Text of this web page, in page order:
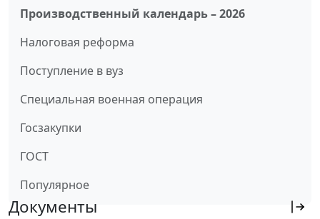
Производственный календарь – 2026
Налоговая реформа
Поступление в вуз
Специальная военная операция
Госзакупки
ГОСТ
Популярное
Документы